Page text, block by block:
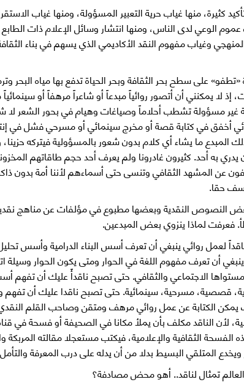
كثيرة، منها غياب حرية التعبير المسؤولة، ومنها غياب
الوعي لدى الناس، ومنها انتشار وسائل الإعلام ذات الطابع
وغياب مفهوم النقد الأكاديمي الذي يسهم في بناء
«تطفو» على سطح بحر الثقافة وبحر الحياة تدفع بها مياه البحر
إذ لا يمكنني أن أتصور روائياً مبدعاً أو شاعراً مرهفاً أو
غير مسؤولة تشطب أحلاماً وصياغات وهيام في بحور الشعر
أخفق في كتابة قصة أو مخرج سينمائي أو مسرحي فشل في
المبدع ما يشاء أي كلام بدون شعور بالمسؤولية فيتركه حزينا،
يدري به أحد. كثيرون غادرونا ولم يعرف أحد حجم طاقاتهم
عن المشهد الثقافي وتنسى حتى أسماءهم لأننا أمة بدون
حقا.
النصوص النقدية وبعضها مطبوع في مؤلفات عن مناهج
فعرفت لماذا ينزوي بعض المبدعين.
لعمل روائي ينبغي أن تعرف أسس البناء الدرامية وأسس
أن تعرف مفهوم اللغة في الحوار ومتى يكون الحوار وسيلة
الاجتماعي والثقافي. حتى تصبح ناقدأً عليك أن تفهم
قصصية، مسرحية، سينمائية. حتى تصبح ناقدا عليك أن تفهم
الكتابة عن عمل روائي مرهف ومتقن وصاحب القلم النقدي
لأن الناقد مكلف بأن يملأ مكانا في الصحيفة أو فسحة في
الثقافية والإعلامية، فيكتب مستعجلا مقالته المربكة
ويخدع المتلقي البسيط بدلا من أن يدله على درب المعرفة
تمثال لناقد.. أهو محض مصادفة؟